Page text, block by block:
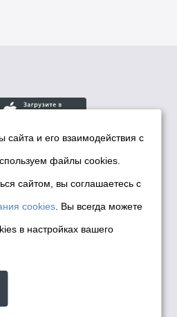
политики мэрии
2026
Cookies
персональных
системах
сайта и его взаимодействия с
файлы cookies.
сайтом, вы соглашаетесь с
cookies . Вы всегда можете
в настройках вашего